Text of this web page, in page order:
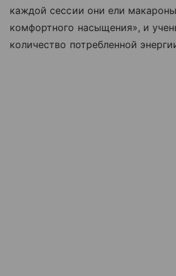
каждой сессии они ели
комфортного насыщения», и
количество потребленной